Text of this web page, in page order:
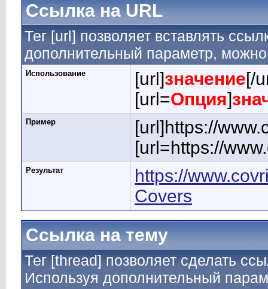
Ссылка на URL
Тег [url] позволяет вставлять
дополнительный параметр, можно
Использование [url]значение[/
[url=Опция]
Пример
[url]https://
[url=https://
Результат
https://
Covers
Ссылка на тему
Тег [thread] позволяет сделать
Используя дополнительный